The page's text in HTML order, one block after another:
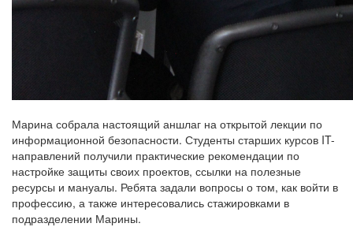
Марина собрала настоящий аншлаг на открытой лекции по
информационной безопасности. Студенты старших курсов IT-
направлений получили практические рекомендации по
настройке защиты своих проектов, ссылки на полезные
ресурсы и мануалы. Ребята задали вопросы о том, как войти в
профессию, а также интересовались стажировками в
подразделении Марины.